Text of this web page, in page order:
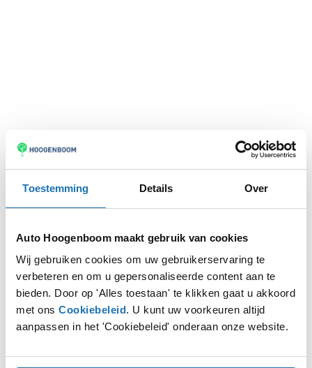
Toestemming Details Over
Auto Hoogenboom maakt gebruik van cookies
Wij gebruiken cookies om uw gebruikerservaring te
verbeteren en om u gepersonaliseerde content aan te
bieden. Door op 'Alles toestaan' te klikken gaat u akkoord
met ons Cookiebeleid. U kunt uw voorkeuren altijd
aanpassen in het 'Cookiebeleid' onderaan onze website.
Application error: aclient-side exception has occurred while
loadingwww.autohoogenboom.nl (see the browser console
more information).